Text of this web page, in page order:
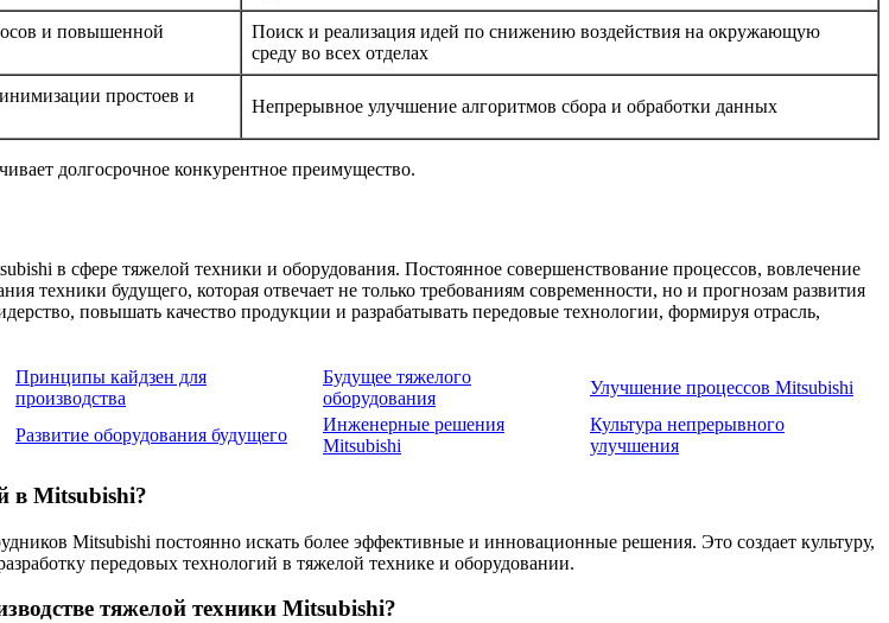
и повышенной
Поиск и реализация идей по снижению воздействия на окружающую
среду во всех отделах
простоев и
Непрерывное улучшение алгоритмов сбора и обработки данных
долгосрочное конкурентное преимущество.
в сфере тяжелой техники и оборудования. Постоянное совершенствование процессов, вовлечение
техники будущего, которая отвечает не только требованиям современности, но и прогнозам развития
повышать качество продукции и разрабатывать передовые технологии, формируя отрасль,
Принципы кайдзен для
производства
Будущее тяжелого
оборудования
Улучшение процессов Mitsubishi
Развитие оборудования будущего
Инженерные решения
Mitsubishi
Культура непрерывного
улучшения
в Mitsubishi?
Mitsubishi постоянно искать более эффективные и инновационные решения. Это создает культуру,
передовых технологий в тяжелой технике и оборудовании.
тяжелой техники Mitsubishi?